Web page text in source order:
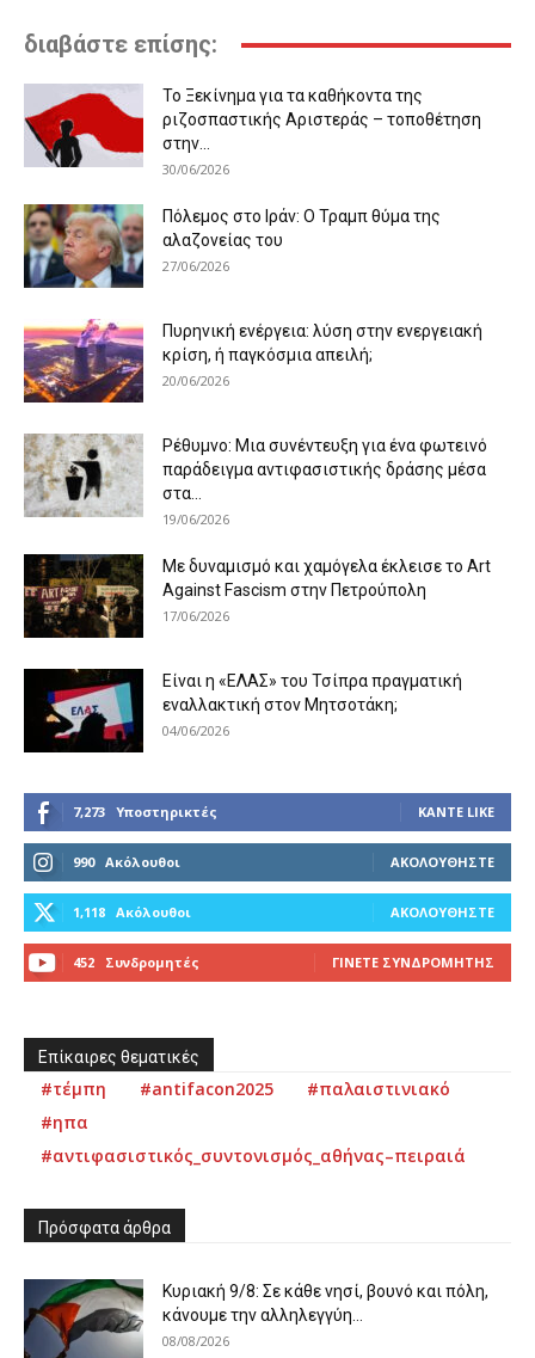
διαβάστε επίσης:
Το Ξεκίνημα για τα καθήκοντα της
ριζοσπαστικής Αριστεράς – τοποθέτηση
στην...
30/06/2026
Πόλεμος στο Ιράν: Ο Τραμπ θύμα της
αλαζονείας του
27/06/2026
Πυρηνική ενέργεια: λύση στην ενεργειακή
κρίση, ή παγκόσμια απειλή;
20/06/2026
Ρέθυμνο: Μια συνέντευξη για ένα φωτεινό
παράδειγμα αντιφασιστικής δράσης μέσα
στα...
19/06/2026
Με δυναμισμό και χαμόγελα έκλεισε το Art
Against Fascism στην Πετρούπολη
17/06/2026
Είναι η «ΕΛΑΣ» του Τσίπρα πραγματική
εναλλακτική στον Μητσοτάκη;
04/06/2026
7,273 Υποστηρικτές ΚΆΝΤΕ LIKE
990 Ακόλουθοι ΑΚΟΛΟΥΘΉΣΤΕ
1,118 Ακόλουθοι ΑΚΟΛΟΥΘΉΣΤΕ
452 Συνδρομητές ΓΊΝΕΤΕ ΣΥΝΔΡΟΜΗΤΉΣ
Επίκαιρες θεματικές
#τέμπη #antifacon2025
#παλαιστινιακό
#ηπα
#αντιφασιστικός_συντονισμός_αθήνας–πειραιά
Πρόσφατα άρθρα
Κυριακή 9/8: Σε κάθε νησί, βουνό και πόλη,
κάνουμε την αλληλεγγύη...
08/08/2026